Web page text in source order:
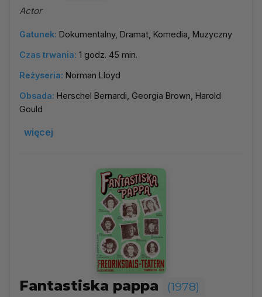
Actor
Gatunek: Dokumentalny, Dramat, Komedia, Muzyczny
Czas trwania: 1 godz. 45 min.
Reżyseria: Norman Lloyd
Obsada: Herschel Bernardi, Georgia Brown, Harold
Gould
więcej
Fantastiska pappa (1978)